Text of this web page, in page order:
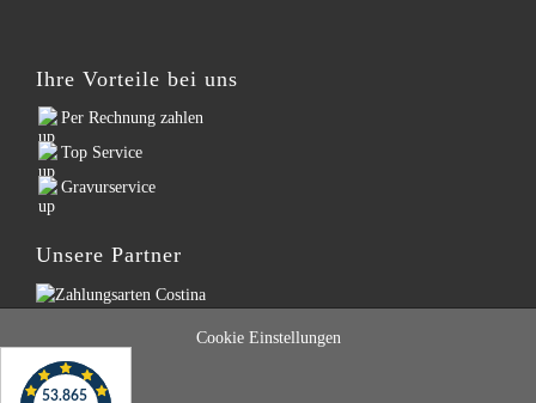
Ihre Vorteile bei uns
Per Rechnung zahlen
Top Service
Gravurservice
Unsere Partner
Cookie Einstellungen